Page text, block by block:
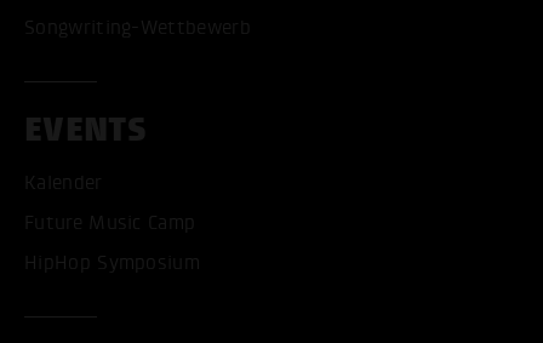
Songwriting-Wettbewerb
EVENTS
Kalender
Future Music Camp
HipHop Symposium